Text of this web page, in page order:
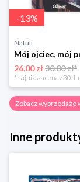
-13%
Natuli
26.00 zł30.00 zł*
Zobacz wyprzedaże
Inne